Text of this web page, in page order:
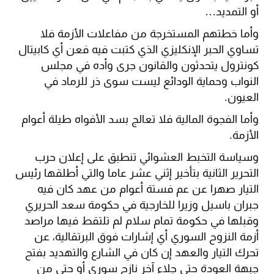
أو التمديد…
وأما خطتهم المستخرجة من مفاعلات الأزمة فلا
تساوي الحبر الإنكليزي الذي كتبت فيه فعن أي كابيتال
كونترول يتحدثون والقانون جرى وأده في مجلس
النواب وحماية الودائع ليست سوى ذر للرماد في
العيون.
وأما الفجوة المالية فلا تعالج بسد الأفواه طيلة أعوام
الأزمة.
وسياسة التخبط العشوائي تنطبق على إعلان حرب
التحرير الثانية بتأخير إثني عشر عاما والتي أطلقها رئيس
التيار صهرا عن عم فستة أعوام من عهد كان فيه
جبران باسيل وزيرا للخارجية في حكومة سعد الحريري
وقبلها في حكومة تمام سلام لم تلتقط فيها مراصد
أزمة النزوح السوري أي إشارات فوق البرتقالية، عن
تحرك التيار والعهد إن كان في الشارع والتهديد بفتح
جبهة العودة حتى جلاء آخر نازح سوري أو حتى من